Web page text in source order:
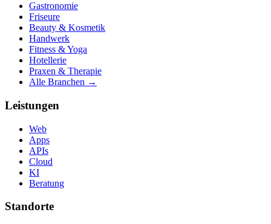
Gastronomie
Friseure
Beauty & Kosmetik
Handwerk
Fitness & Yoga
Hotellerie
Praxen & Therapie
Alle Branchen →
Leistungen
Web
Apps
APIs
Cloud
KI
Beratung
Standorte